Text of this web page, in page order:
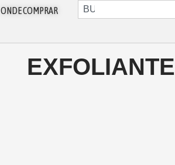
ONDE COMPRAR
EXFOLIANTE